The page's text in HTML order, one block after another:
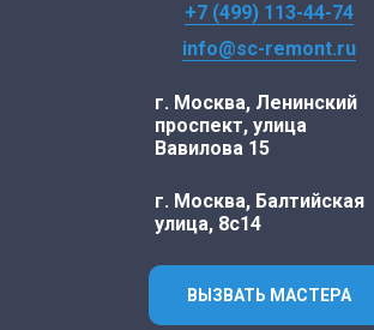
+7 (499) 113-44-74
info@sc-remont.ru
г. Москва, Ленинский
проспект, улица
Вавилова 15
г. Москва, Балтийская
улица, 8с14
ВЫЗВАТЬ МАСТЕРА